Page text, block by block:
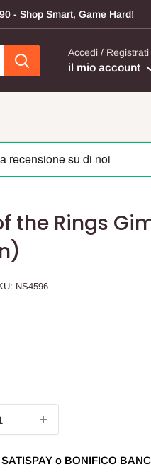
- Shop Smart, Game Hard!
Accedi / Registrati
il mio account
the Rings
NS4596
o BONIFICO